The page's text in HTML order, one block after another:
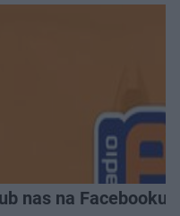
nas na Facebooku!